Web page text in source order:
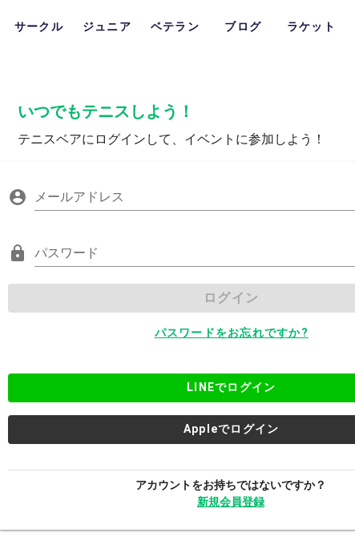
サークル ジュニア ベテラン ブログ ラケット
いつでもテニスしよう！
テニスベアにログインして、イベントに参加しよう！
メールアドレス
パスワード
ログイン
パスワードをお忘れですか?
LINEでログイン
Appleでログイン
アカウントをお持ちではないですか？
新規会員登録